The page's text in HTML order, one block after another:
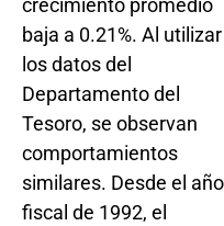
crecimiento promedio
baja a 0.21%. Al utilizar
los datos del
Departamento del
Tesoro, se observan
comportamientos
similares. Desde el año
fiscal de 1992, el